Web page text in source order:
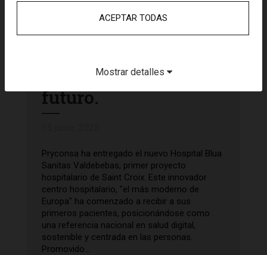
entregado el Hospital
Blua de Valdebebas a
de los hospitales del
futuro.
Pryconsa ha entregado el nuevo Hospital Blua
Sanitas Valdebebas, primer proyecto
hospitalario de Saint Croix. Este innovador
centro hospitalario, "el más moderno de
Europa" ha comenzado a recibir a sus
primeros pacientes, posicionándose como
una referencia nacional en salud digital,
sostenible y centrada en las personas.
Promovido...
ACEPTAR TODAS
Mostrar detalles